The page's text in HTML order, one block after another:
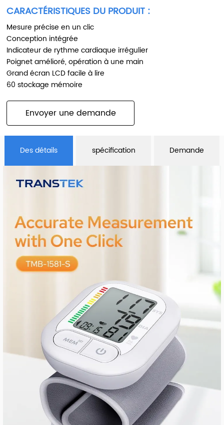
CARACTÉRISTIQUES DU PRODUIT :
Mesure précise en un clic
Conception intégrée
Indicateur de rythme cardiaque irrégulier
Poignet amélioré, opération à une main
Grand écran LCD facile à lire
60 stockage mémoire
Envoyer une demande
Des détails spécification Demande